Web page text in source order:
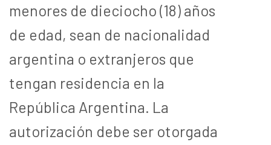
menores de dieciocho (18) años
de edad, sean de nacionalidad
argentina o extranjeros que
tengan residencia en la
República Argentina. La
autorización debe ser otorgada